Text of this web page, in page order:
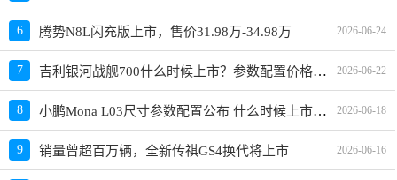
6 腾势N8L闪充版上市，售价31.98万-34.98万 2026-06-24
7 吉利银河战舰700什么时候上市？参数配置价格详情 2026-06-22
8 小鹏Mona L03尺寸参数配置公布 什么时候上市？价格多少钱待定 2026-06-18
9 销量曾超百万辆，全新传祺GS4换代将上市 2026-06-16